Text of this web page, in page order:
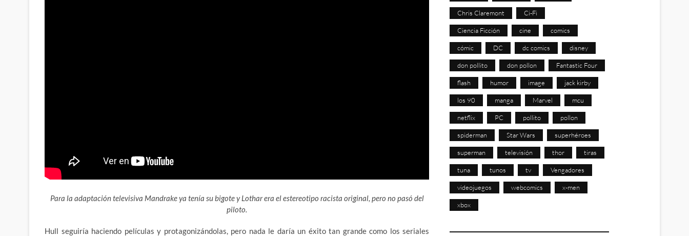
Para la adaptación televisiva Mandrake ya tenía su bigote y Lothar era el estereotipo racista original, pero no pasó del
piloto.
Hull seguiría haciendo películas y protagonizándolas, pero nada le daría un éxito tan grande como los seriales
Chris Claremont Ci-Fi
Ciencia Ficción cine comics
cómic DC dc comics disney
don pollito don pollon Fantastic Four
flash humor image jack kirby
los 90 manga Marvel mcu
netflix PC pollito pollon
spiderman Star Wars superhéroes
superman televisión thor tiras
tuna tunos tv Vengadores
videojuegos webcomics x-men
xbox